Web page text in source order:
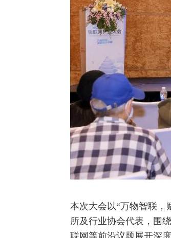
本次大会以“万物智联，
所及行业协会代表，围绕
联网 等前沿议题展开深